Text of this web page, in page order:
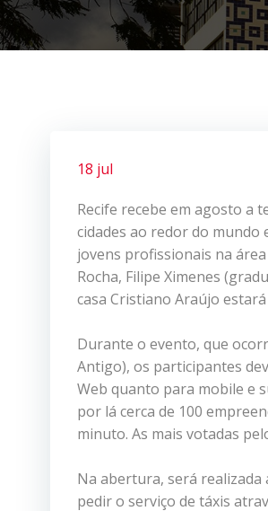
18 jul
Recife recebe em agosto a
cidades ao redor do mundo
jovens profissionais na
Rocha, Filipe Ximenes
casa Cristiano Araújo
Durante o evento, que
Antigo), os participantes
Web quanto para mobile e
por lá cerca de 100
minuto. As mais votadas
Na abertura, será realizada
pedir o serviço de táxis